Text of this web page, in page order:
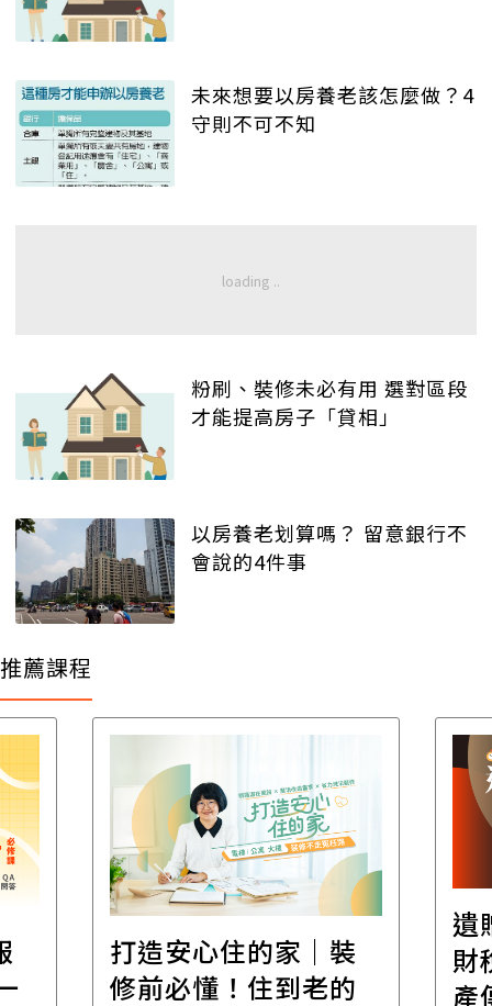
未來想要以房養老該怎麼做？4
守則不可不知
粉刷、裝修未必有用 選對區段
才能提高房子「貸相」
以房養老划算嗎？ 留意銀行不
會說的4件事
推薦課程
打造安心住的家｜裝
修前必懂！住到老的
遺
財
產